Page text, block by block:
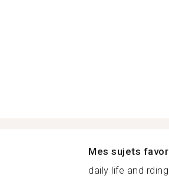
Mes sujets
daily life and